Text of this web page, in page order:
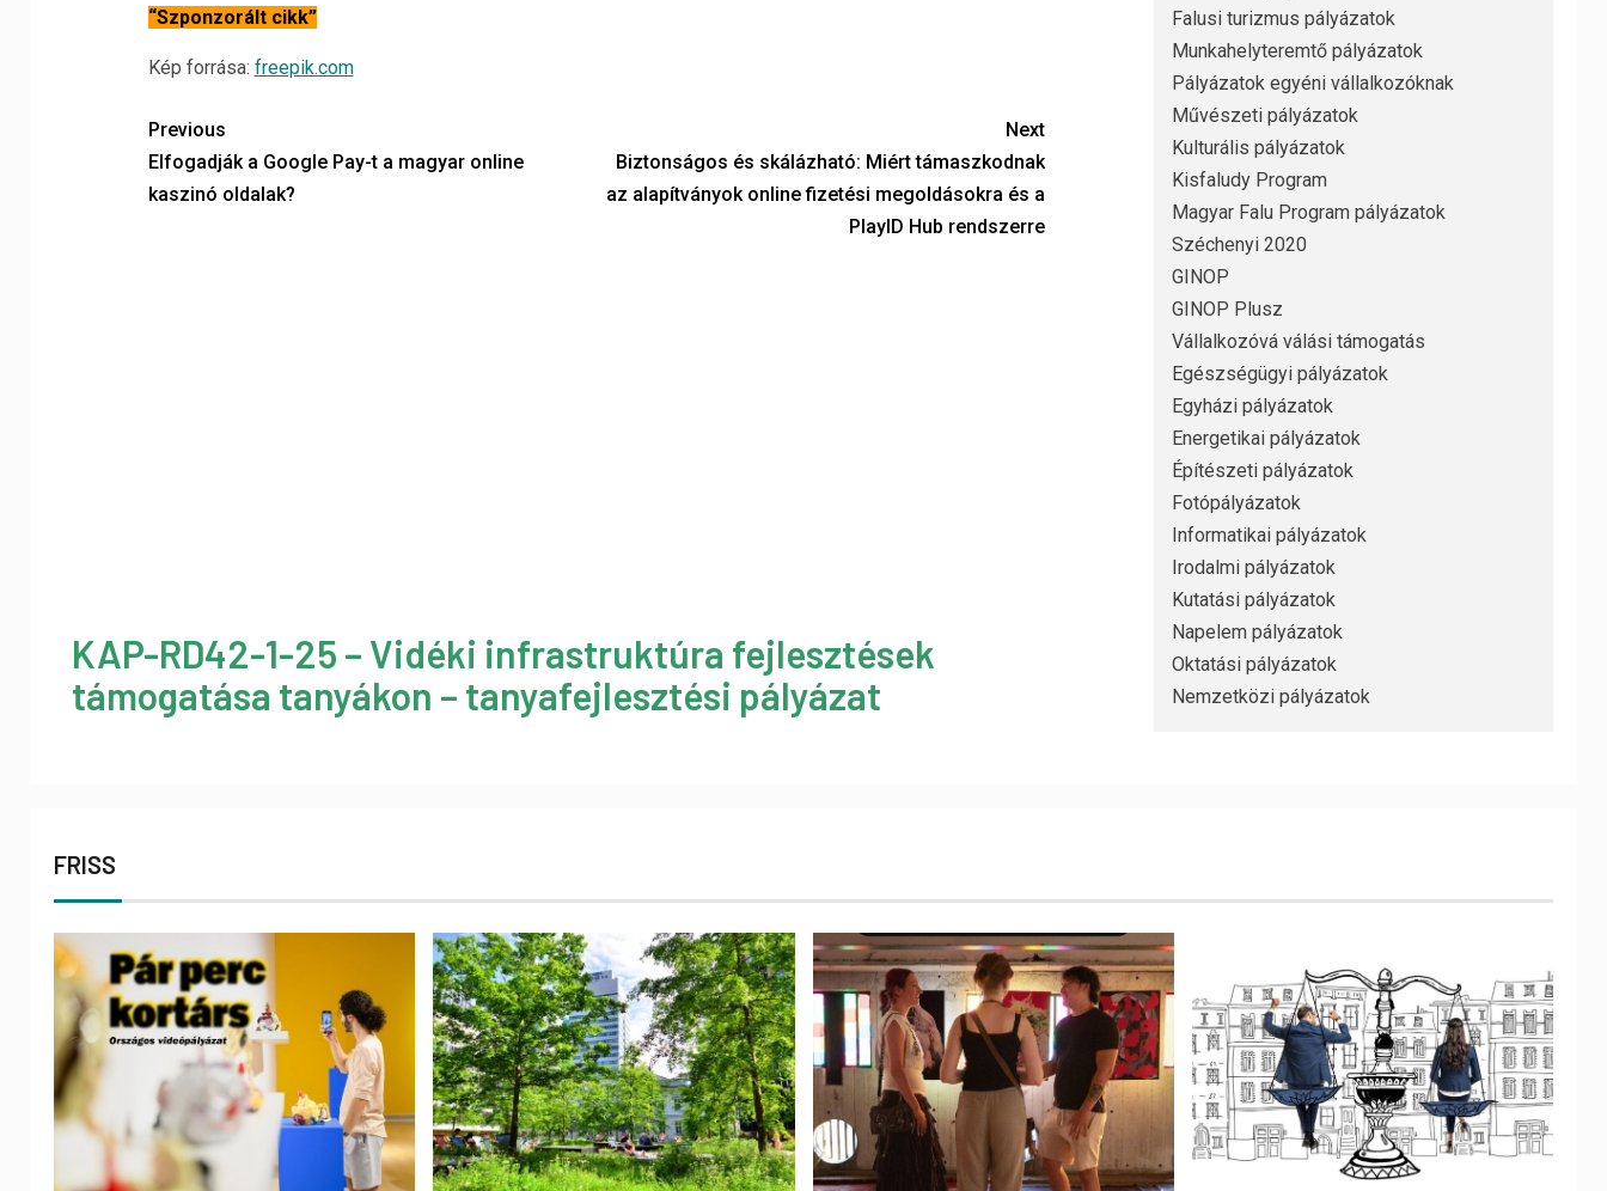
“Szponzorált cikk”
Kép forrása: freepik.com
Previous
Elfogadják a Google Pay-t a magyar online
kaszinó oldalak?
Next
Biztonságos és skálázható: Miért támaszkodnak
az alapítványok online fizetési megoldásokra és a
PlayID Hub rendszerre
KAP-RD42-1-25 – Vidéki infrastruktúra fejlesztések
támogatása tanyákon – tanyafejlesztési pályázat
Falusi turizmus pályázatok
Munkahelyteremtő pályázatok
Pályázatok egyéni vállalkozóknak
Művészeti pályázatok
Kulturális pályázatok
Kisfaludy Program
Magyar Falu Program pályázatok
Széchenyi 2020
GINOP
GINOP Plusz
Vállalkozóvá válási támogatás
Egészségügyi pályázatok
Egyházi pályázatok
Energetikai pályázatok
Építészeti pályázatok
Fotópályázatok
Informatikai pályázatok
Irodalmi pályázatok
Kutatási pályázatok
Napelem pályázatok
Oktatási pályázatok
Nemzetközi pályázatok
FRISS